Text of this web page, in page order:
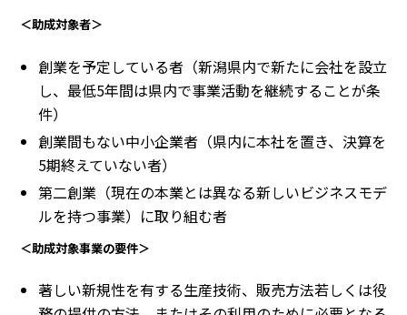
＜助成対象者＞
創業を予定している者（新潟県内で新たに会社を設立
し、最低5年間は県内で事業活動を継続することが条
件）
創業間もない中小企業者（県内に本社を置き、決算を
5期終えていない者）
第二創業（現在の本業とは異なる新しいビジネスモデ
ルを持つ事業）に取り組む者
＜助成対象事業の要件＞
著しい新規性を有する生産技術、販売方法若しくは役